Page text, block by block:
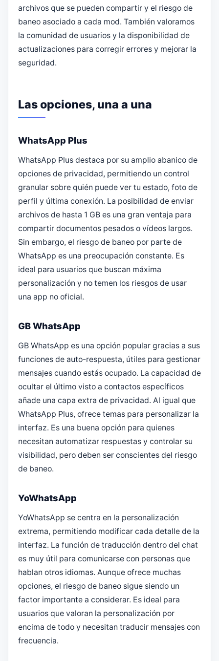
archivos que se pueden compartir y el riesgo de
baneo asociado a cada mod. También valoramos
la comunidad de usuarios y la disponibilidad de
actualizaciones para corregir errores y mejorar la
seguridad.
Las opciones, una a una
WhatsApp Plus
WhatsApp Plus destaca por su amplio abanico de
opciones de privacidad, permitiendo un control
granular sobre quién puede ver tu estado, foto de
perfil y última conexión. La posibilidad de enviar
archivos de hasta 1 GB es una gran ventaja para
compartir documentos pesados o vídeos largos.
Sin embargo, el riesgo de baneo por parte de
WhatsApp es una preocupación constante. Es
ideal para usuarios que buscan máxima
personalización y no temen los riesgos de usar
una app no oficial.
GB WhatsApp
GB WhatsApp es una opción popular gracias a sus
funciones de auto-respuesta, útiles para gestionar
mensajes cuando estás ocupado. La capacidad de
ocultar el último visto a contactos específicos
añade una capa extra de privacidad. Al igual que
WhatsApp Plus, ofrece temas para personalizar la
interfaz. Es una buena opción para quienes
necesitan automatizar respuestas y controlar su
visibilidad, pero deben ser conscientes del riesgo
de baneo.
YoWhatsApp
YoWhatsApp se centra en la personalización
extrema, permitiendo modificar cada detalle de la
interfaz. La función de traducción dentro del chat
es muy útil para comunicarse con personas que
hablan otros idiomas. Aunque ofrece muchas
opciones, el riesgo de baneo sigue siendo un
factor importante a considerar. Es ideal para
usuarios que valoran la personalización por
encima de todo y necesitan traducir mensajes con
frecuencia.